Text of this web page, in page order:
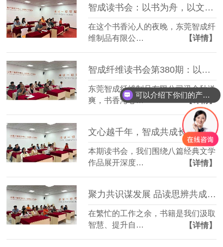
智成读书会：以书为舟，以文为桨，共赴智慧之旅
在这个书香沁人的夜晚，东莞智成纤
维制品有限公…
【详情】
智成纤维读书会第380期：以经典为灯，照亮精益管理之路
东莞智成纤维制品有限公司讯金秋送
爽，书香沁心…
【详情】
文心越千年，智成共成长 | 智成纤维第379期读书会圆满举行
本期读书会，我们围绕八篇经典文学
作品展开深度…
【详情】
聚力共识谋发展 品读思辨共成长 | 智成纤维第378期读书会圆满举行
在繁忙的工作之余，书籍是我们汲取
智慧、提升自…
【详情】
可以介绍下你们的产品么？